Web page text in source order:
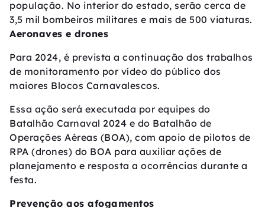
população. No interior do estado, serão cerca de
3,5 mil bombeiros militares e mais de 500 viaturas.
Aeronaves e drones
Para 2024, é prevista a continuação dos trabalhos
de monitoramento por vídeo do público dos
maiores Blocos Carnavalescos.
Essa ação será executada por equipes do
Batalhão Carnaval 2024 e do Batalhão de
Operações Aéreas (BOA), com apoio de pilotos de
RPA (drones) do BOA para auxiliar ações de
planejamento e resposta a ocorrências durante a
festa.
Prevenção aos afogamentos